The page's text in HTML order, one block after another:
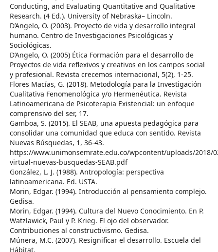
Conducting, and Evaluating Quantitative and Qualitative
Research. (4 Ed.). University of Nebraska– Lincoln.
D’Angelo, O. (2003). Proyecto de vida y desarrollo integral
humano. Centro de Investigaciones Psicológicas y
Sociológicas.
D’Angelo, O. (2005) Ética Formación para el desarrollo de
Proyectos de vida reflexivos y creativos en los campos social
y profesional. Revista crecemos internacional, 5(2), 1-25.
Flores Macías, G. (2018). Metodología para la Investigación
Cualitativa Fenomenológica y/o Hermenéutica. Revista
Latinoamericana de Psicoterapia Existencial: un enfoque
comprensivo del ser, 17.
Gamboa, S. (2015). El SEAB, una apuesta pedagógica para
consolidar una comunidad que educa con sentido. Revista
Nuevas Búsquedas, 1, 36-43.
https://www.unimonsemrate.edu.co/wpcontent/uploads/2018/
virtual-nuevas-busquedas-SEAB.pdf
González, L. J. (1988). Antropología: perspectiva
latinoamericana. Ed. USTA.
Morin, Edgar. (1994). Introducción al pensamiento complejo.
Gedisa.
Morin, Edgar. (1994). Cultura del Nuevo Conocimiento. En P.
Watzlawick, Paul y P. Krieg. El ojo del observador.
Contribuciones al constructivismo. Gedisa.
Múnera, M.C. (2007). Resignificar el desarrollo. Escuela del
Hábitat.